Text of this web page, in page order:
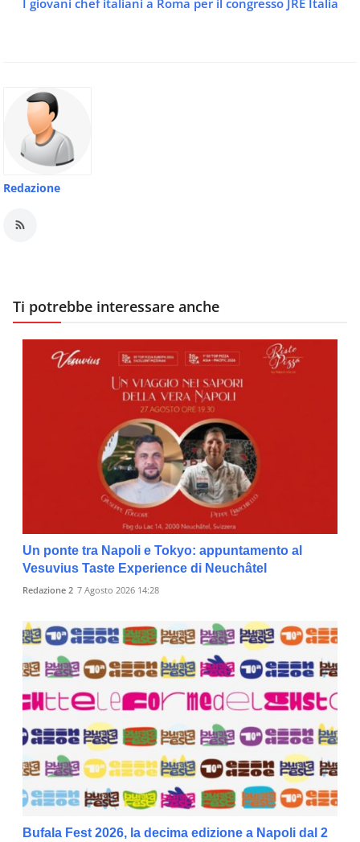
Redazione
Ti potrebbe interessare anche
Un ponte tra Napoli e Tokyo: appuntamento al
Vesuvius Taste Experience di Neuchâtel
Redazione 2 7 Agosto 2026 14:28
Bufala Fest 2026, la decima edizione a Napoli dal 2